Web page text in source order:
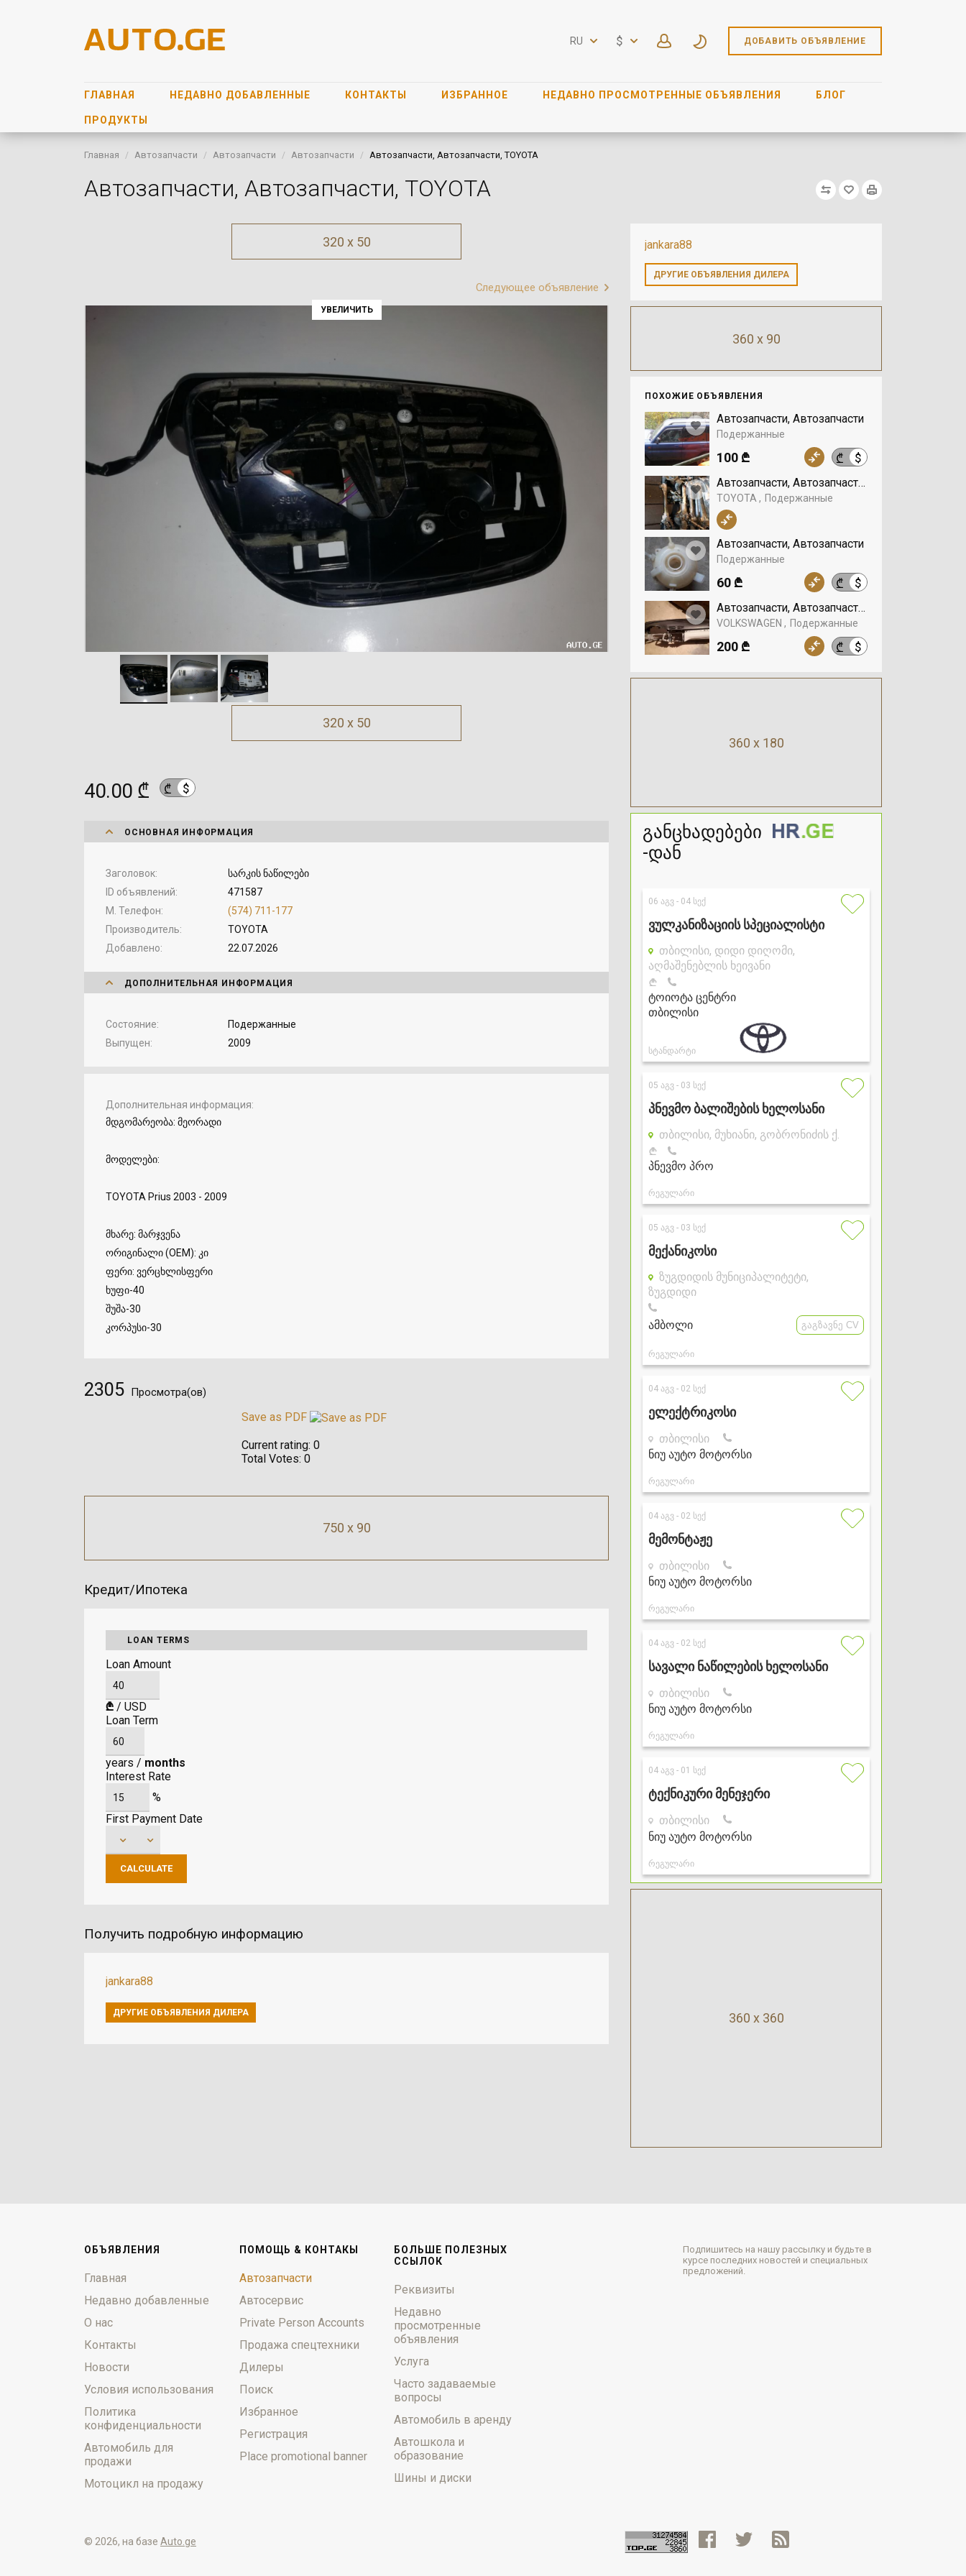
RU $ ДОБАВИТЬ ОБЪЯВЛЕНИЕ
ГЛАВНАЯ НЕДАВНО ДОБАВЛЕННЫЕ КОНТАКТЫ ИЗБРАННОЕ НЕДАВНО ПРОСМОТРЕННЫЕ ОБЪЯВЛЕНИЯ БЛОГ
ПРОДУКТЫ
Главная Автозапчасти Автозапчасти Автозапчасти Автозапчасти, Автозапчасти, TOYOTA
Автозапчасти, Автозапчасти, TOYOTA
jankara88
ДРУГИЕ ОБЪЯВЛЕНИЯ ДИЛЕРА
360 x 90
ПОХОЖИЕ ОБЪЯВЛЕНИЯ
Автозапчасти, Автозапчасти
Подержанные
₾ $
100 ₾
Автозапчасти, Автозапчасти, TOYOTA
TOYOTA Подержанные
Автозапчасти, Автозапчасти
Подержанные
₾ $
60 ₾
Автозапчасти, Автозапчасти, VOLKSWAGEN
VOLKSWAGEN Подержанные
₾ $
200 ₾
360 x 180
360 x 360
320 x 50
Следующее объявление
УВЕЛИЧИТЬ
320 x 50
40.00 ₾ ₾ $
ОСНОВНАЯ ИНФОРМАЦИЯ
Заголовок
სარკის ნაწილები
ID объявлений
471587
М. Телефон
(574) 711-177
Производитель
TOYOTA
Добавлено
22.07.2026
ДОПОЛНИТЕЛЬНАЯ ИНФОРМАЦИЯ
Состояние
Подержанные
Выпущен
2009
Дополнительная информация
მდგომარეობა: მეორადი
მოდელები:
TOYOTA Prius 2003 - 2009
მხარე: მარჯვენა
ორიგინალი (OEM): კი
ფერი: ვერცხლისფერი
ხუფი-40
შუშა-30
კორპუსი-30
Save as PDF
Current rating: 0
Total Votes: 0
2305 Просмотра(ов)
750 x 90
Кредит/Ипотека
LOAN TERMS
Loan Amount
₾ / USD
Loan Term
years / months
Interest Rate
%
First Payment Date
Получить подробную информацию
jankara88
ДРУГИЕ ОБЪЯВЛЕНИЯ ДИЛЕРА
Подпишитесь на нашу рассылку и будьте в
курсе последних новостей и специальных
предложений.
ОБЪЯВЛЕНИЯ
Главная
Недавно добавленные
О нас
Контакты
Новости
Условия использования
Политика
конфиденциальности
Автомобиль для
продажи
Мотоцикл на продажу
ПОМОЩЬ & КОНТАКЫ
Автозапчасти
Автосервис
Private Person Accounts
Продажа спецтехники
Дилеры
Поиск
Избранное
Регистрация
Place promotional banner
БОЛЬШЕ ПОЛЕЗНЫХ
ССЫЛОК
Реквизиты
Недавно
просмотренные
объявления
Услуга
Часто задаваемые
вопросы
Автомобиль в аренду
Автошкола и
образование
Шины и диски
© 2026, на базе Auto.ge